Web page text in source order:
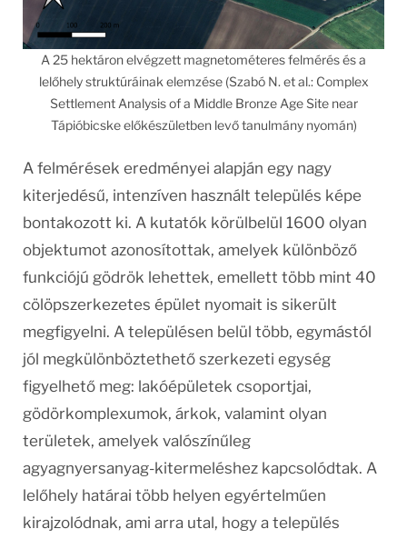
A 25 hektáron elvégzett magnetométeres felmérés és a
lelőhely struktúráinak elemzése (Szabó N. et al.: Complex
Settlement Analysis of a Middle Bronze Age Site near
Tápióbicske előkészületben levő tanulmány nyomán)
A felmérések eredményei alapján egy nagy
kiterjedésű, intenzíven használt település képe
bontakozott ki. A kutatók körülbelül 1600 olyan
objektumot azonosítottak, amelyek különböző
funkciójú gödrök lehettek, emellett több mint 40
cölöpszerkezetes épület nyomait is sikerült
megfigyelni. A településen belül több, egymástól
jól megkülönböztethető szerkezeti egység
figyelhető meg: lakóépületek csoportjai,
gödörkomplexumok, árkok, valamint olyan
területek, amelyek valószínűleg
agyagnyersanyag-kitermeléshez kapcsolódtak. A
lelőhely határai több helyen egyértelműen
kirajzolódnak, ami arra utal, hogy a település